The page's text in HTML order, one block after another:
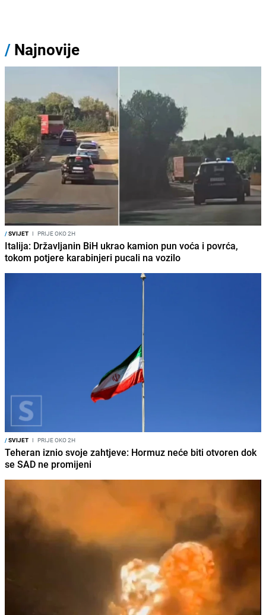
/ Najnovije
/SVIJET I PRIJE OKO 2H
Italija: Državljanin BiH ukrao kamion pun voća i povrća,
tokom potjere karabinjeri pucali na vozilo
/SVIJET I PRIJE OKO 2H
Teheran iznio svoje zahtjeve: Hormuz neće biti otvoren dok
se SAD ne promijeni